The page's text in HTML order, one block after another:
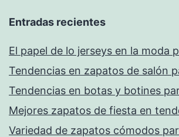
Entradas recientes
El papel de lo jerseys en la moda
Tendencias en zapatos de salón
Tendencias en botas y botines
Mejores zapatos de fiesta en
Variedad de zapatos cómodos